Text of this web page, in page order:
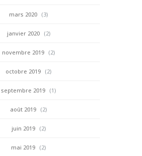
mars 2020 (3)
janvier 2020 (2)
novembre 2019 (2)
octobre 2019 (2)
septembre 2019 (1)
août 2019 (2)
juin 2019 (2)
mai 2019 (2)